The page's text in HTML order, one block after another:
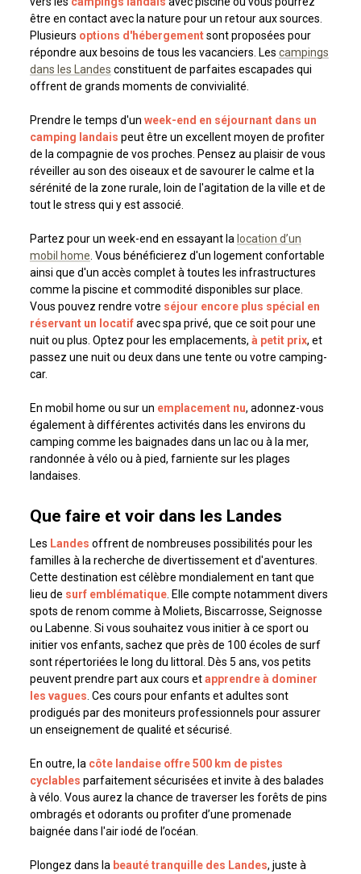
être en contact avec la nature pour un retour aux sources.
Plusieurs options d'hébergementsont proposées pour
répondre aux besoins de tous les vacanciers. Lescampings
dans les Landes constituent de parfaites escapades qui
offrent de grands moments de convivialité.
Prendre le temps d'unweek-end en séjournant dans un
camping landais peut être un excellent moyen de profiter
de la compagnie de vos proches. Pensez au plaisir de vous
réveiller au son des oiseaux et de savourer le calme et la
sérénité de la zone rurale, loin de l'agitation de la ville et de
tout le stress qui y est associé.
Partez pour un week-end en essayant la location d’un
mobil home . Vous bénéficierez d'un logement confortable
ainsi que d'un accès complet à toutes les infrastructures
comme la piscine et commodité disponibles sur place.
Vous pouvez rendre votre séjour encore plus spécial en
réservant un locatifavec spa privé, que ce soit pour une
nuit ou plus. Optez pour les emplacements,à petit prix, et
passez une nuit ou deux dans une tente ou votre camping-
car.
En mobil home ou sur un emplacement nu, adonnez-vous
également à différentes activités dans les environs du
camping comme les baignades dans un lac ou à la mer,
randonnée à vélo ou à pied, farniente sur les plages
landaises.
Que faire et voir dans les Landes
Les Landes offrent de nombreuses possibilités pour les
familles à la recherche de divertissement et d'aventures.
Cette destination est célèbre mondialement en tant que
lieu de surf emblématique . Elle compte notamment divers
spots de renom comme à Moliets, Biscarrosse, Seignosse
ou Labenne. Si vous souhaitez vous initier à ce sport ou
initier vos enfants, sachez que près de 100 écoles de surf
sont répertoriées le long du littoral. Dès 5 ans, vos petits
peuvent prendre part aux cours etapprendre à dominer
les vagues . Ces cours pour enfants et adultes sont
prodigués par des moniteurs professionnels pour assurer
un enseignement de qualité et sécurisé.
En outre, la côte landaise offre 500 km de pistes
cyclables parfaitement sécurisées et invite à des balades
à vélo. Vous aurez la chance de traverser les forêts de pins
ombragés et odorants ou profiter d’une promenade
baignée dans l'air iodé de l’océan.
Plongez dans la beauté tranquille des Landes, juste à